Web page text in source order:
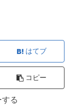
はてブ
コピー
る